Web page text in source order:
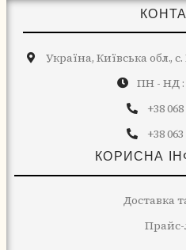
Україна, Київська обл.,
ПН - НД :
+38
+38
КОРИСНА
Доставка
Прайс-